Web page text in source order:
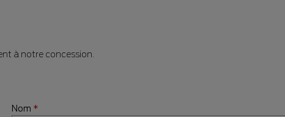
à notre concession.
Nom *